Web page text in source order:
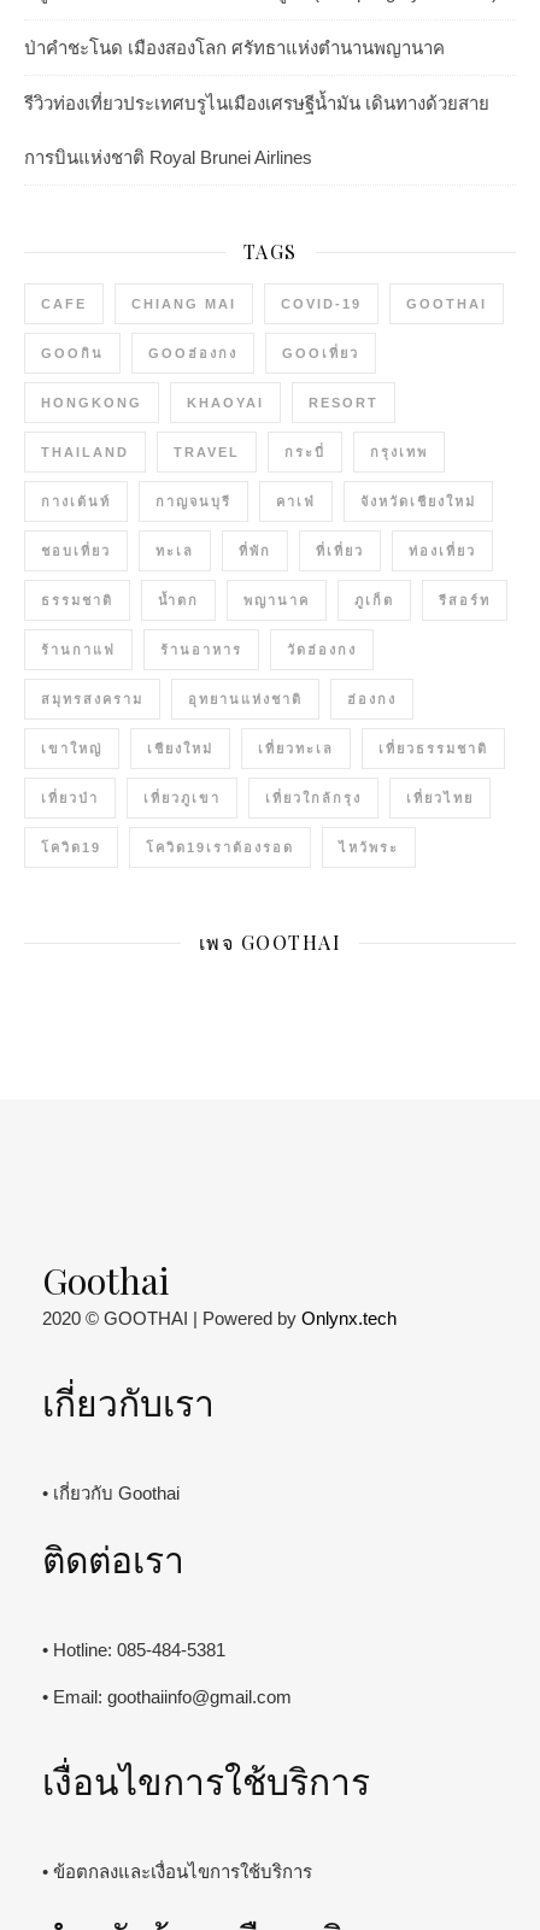
ป่าคำชะโนด เมืองสองโลก ศรัทธาแห่งตำนานพญานาค
รีวิวท่องเที่ยวประเทศบรูไนเมืองเศรษฐีน้ำมัน เดินทางด้วยสาย
การบินแห่งชาติ Royal Brunei Airlines
TAGS
CAFE CHIANG MAI COVID-19 GOOTHAI
GOOกิน GOOฮ่องกง GOOเที่ยว
HONGKONG KHAOYAI RESORT
THAILAND TRAVEL กระบี่ กรุงเทพ
กางเต้นท์ กาญจนบุรี คาเฟ่ จังหวัดเชียงใหม่
ชอบเที่ยว ทะเล ที่พัก ที่เที่ยว ท่องเที่ยว
ธรรมชาติ น้ำตก พญานาค ภูเก็ต รีสอร์ท
ร้านกาแฟ ร้านอาหาร วัดฮ่องกง
สมุทรสงคราม อุทยานแห่งชาติ ฮ่องกง
เขาใหญ่ เชียงใหม่ เที่ยวทะเล เที่ยวธรรมชาติ
เที่ยวป่า เที่ยวภูเขา เที่ยวใกล้กรุง เที่ยวไทย
โควิด19 โควิด19เราต้องรอด ไหว้พระ
เพจ GOOTHAI
Goothai
2020 © GOOTHAI | Powered by Onlynx.tech
เกี่ยวกับเรา
• เกี่ยวกับ Goothai
ติดต่อเรา
• Hotline: 085-484-5381
• Email: goothaiinfo@gmail.com
เงื่อนไขการใช้บริการ
• ข้อตกลงและเงื่อนไขการใช้บริการ